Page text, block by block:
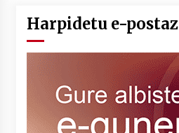
Harpidetu e-postaz